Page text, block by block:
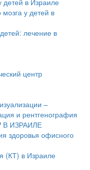
у детей в
лечение в
центр
–
и рентгенография
В ИЗРАИЛЕ
здоровья офисного
(КТ) в Израиле